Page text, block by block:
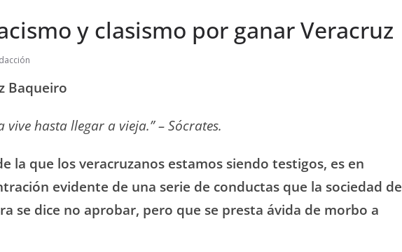
y clasismo por ganar Veracruz
Baqueiro
vive hasta llegar a vieja.” – Sócrates.
la que los veracruzanos estamos siendo testigos, es en
evidente de una serie de conductas que la sociedad de
se dice no aprobar, pero que se presta ávida de morbo a